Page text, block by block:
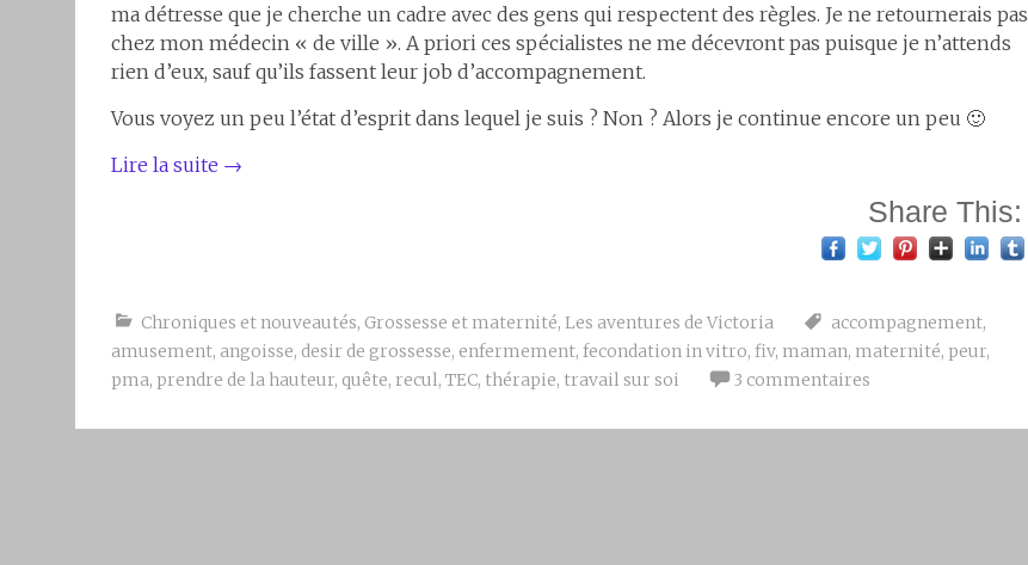
ma détresse que je cherche un cadre avec des gens qui respectent des règles. Je ne retournerais pas
chez mon médecin « de ville ». A priori ces spécialistes ne me décevront pas puisque je n’attends
rien d’eux, sauf qu’ils fassent leur job d’accompagnement.
Vous voyez un peu l’état d’esprit dans lequel je suis ? Non ? Alors je continue encore un peu 🙂
Lire la suite →
Share This:
Chroniques et nouveautés, Grossesse et maternité, Les aventures de Victoria accompagnement,
amusement, angoisse, desir de grossesse, enfermement, fecondation in vitro, fiv, maman, maternité, peur,
pma, prendre de la hauteur, quête, recul, TEC, thérapie, travail sur soi 3 commentaires